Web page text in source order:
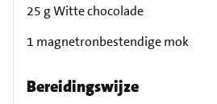
25 g Witte chocolade
1 magnetronbestendige mok
Bereidingswijze